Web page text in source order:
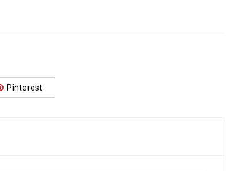
Pinterest